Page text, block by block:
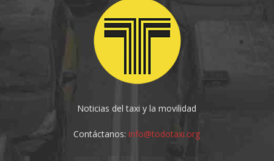
Noticias del taxi y la movilidad
Contáctanos:info@todotaxi.org